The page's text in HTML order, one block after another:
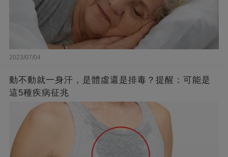
2023/07/04
動不動就一身汗，是體虛還是排毒？提醒：可能是
這5種疾病征兆